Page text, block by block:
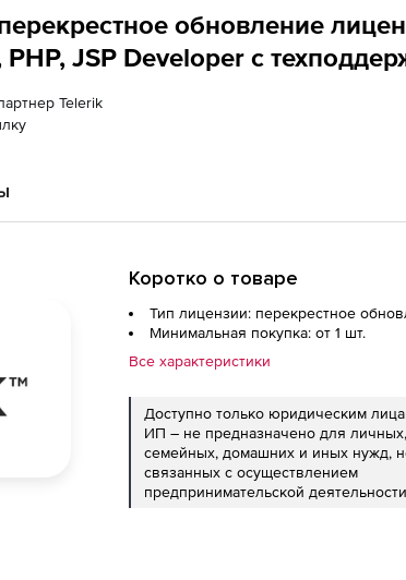
обновление
PHP, JSP Developer с
&amp; Core) Developer
Complete Standard Upgrade
Telerik
Коротко о товаре
Тип лицензии: перекрестное
Минимальная покупка: от 1 шт.
Все характеристики
Доступно только юридическим
ИП – не предназначено для личных,
семейных, домашних и иных нужд,
связанных с осуществлением
предпринимательской деятельности